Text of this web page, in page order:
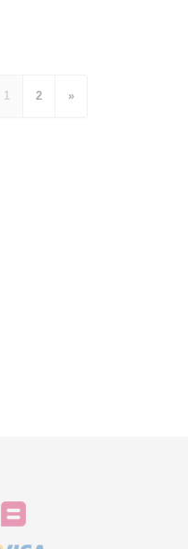
1 2 »